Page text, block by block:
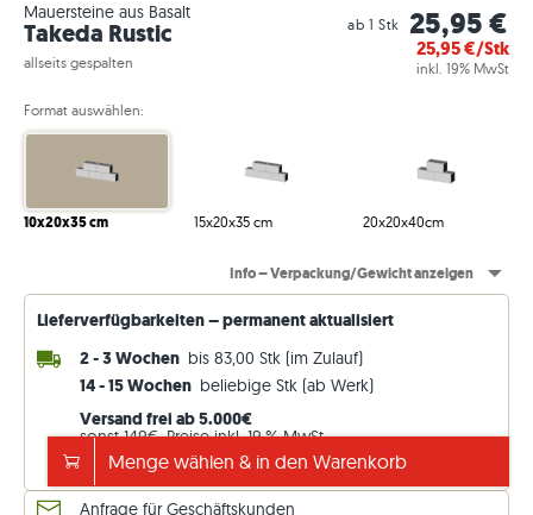
Mauersteine aus Basalt
Takeda Rustic
allseits gespalten
ab 1 Stk 25,95 €
25,95€/Stk
inkl. 19% MwSt
Format auswählen:
10x20x35 cm 15x20x35 cm 20x20x40cm
Info – Verpackung/Gewicht anzeigen
Lieferverfügbarkeiten – permanent aktualisiert
2 - 3 Wochen bis 83,00 Stk (im Zulauf)
14 - 15 Wochen beliebige Stk (ab Werk)
Versand frei ab 5.000€
sonst 149€. Preise inkl. 19 % MwSt.
Lieferdetails ansehen
Anfrage für Geschäftskunden
Menge wählen & in den Warenkorb